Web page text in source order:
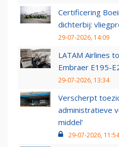
Certificering
dichterbij:
29-07-2026, 14:09
LATAM Airlines
Embraer E195-
29-07-2026, 13:34
Verscherpt
administratieve
middel’
29-07-2026, 11:54